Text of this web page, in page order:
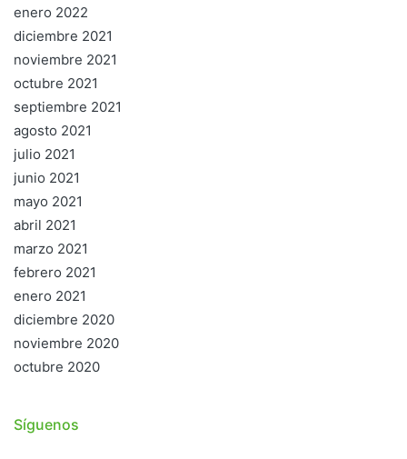
enero 2022
diciembre 2021
noviembre 2021
octubre 2021
septiembre 2021
agosto 2021
julio 2021
junio 2021
mayo 2021
abril 2021
marzo 2021
febrero 2021
enero 2021
diciembre 2020
noviembre 2020
octubre 2020
Síguenos